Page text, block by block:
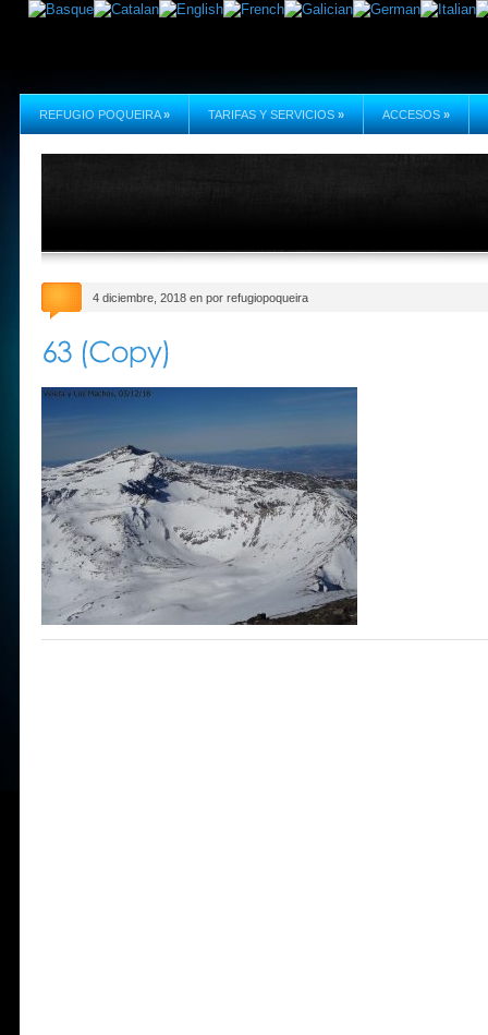
REFUGIO POQUEIRA » TARIFAS Y SERVICIOS » ACCESOS »
4 diciembre, 2018 en por refugiopoqueira